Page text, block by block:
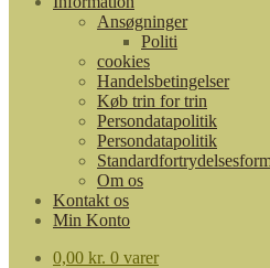
Ansøgninger
Politi
cookies
Handelsbetingelser
Køb trin for trin
Persondatapolitik
Persondatapolitik
Om os
Kontakt os
Min Konto
0,00 kr. 0 varer